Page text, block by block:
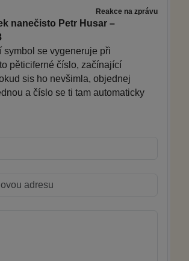
Reakce na zprávu
nanečisto Petr Husar –
symbol se vygeneruje při
pěticiferné číslo, začínající
sis ho nevšimla, objednej
a číslo se ti tam automaticky